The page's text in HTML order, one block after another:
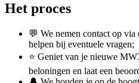
Het proces
💬 We nemen contact op
helpen bij eventuele vragen;
⭐ Geniet van je nieuwe
beloningen en laat een